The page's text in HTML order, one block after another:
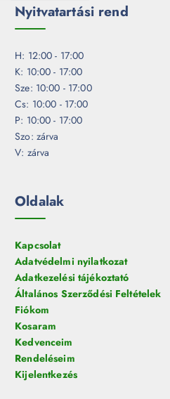
Nyitvatartási rend
H: 12:00 - 17:00
K: 10:00 - 17:00
Sze: 10:00 - 17:00
Cs: 10:00 - 17:00
P: 10:00 - 17:00
Szo: zárva
V: zárva
Oldalak
Kapcsolat
Adatvédelmi nyilatkozat
Adatkezelési tájékoztató
Általános Szerződési Feltételek
Fiókom
Kosaram
Kedvenceim
Rendeléseim
Kijelentkezés